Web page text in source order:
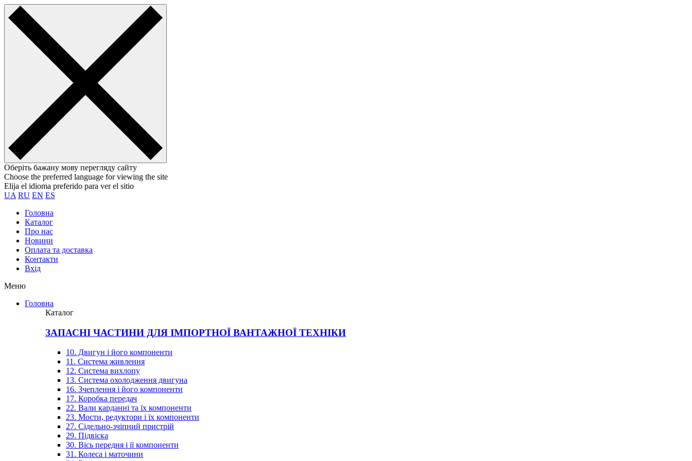
Оберіть бажану мову перегляду сайту
Choose the preferred language for viewing the site
Elija el idioma preferido para ver el sitio
UA RU EN ES
Головна
Каталог
Про нас
Новини
Оплата та доставка
Контакти
Вхiд
Меню
Головна
Каталог
ЗАПАСНІ ЧАСТИНИ ДЛЯ ІМПОРТНОЇ ВАНТАЖНОЇ ТЕХНІКИ
10. Двигун і його компоненти
11. Система живлення
12. Система вихлопу
13. Система охолодження двигуна
16. Зчеплення і його компоненти
17. Коробка передач
22. Вали карданні та їх компоненти
23. Мости, редуктори і їх компоненти
27. Сідельно-зчіпний пристрій
29. Підвіска
30. Вісь передня і її компоненти
31. Колеса і маточини